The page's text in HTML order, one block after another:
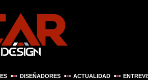
DISEÑADORES ACTUALIDAD